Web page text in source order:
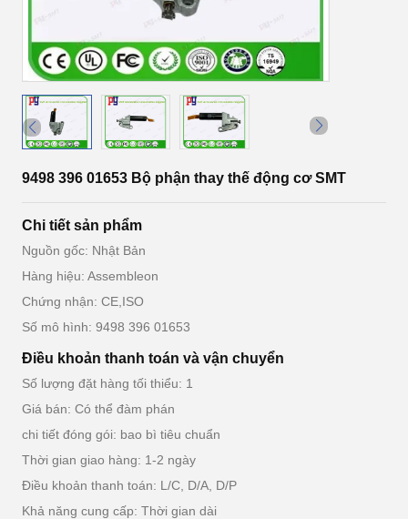
9498 396 01653 Bộ phận thay thế động cơ SMT
Chi tiết sản phẩm
Nguồn gốc: Nhật Bản
Hàng hiệu: Assembleon
Chứng nhận: CE,ISO
Số mô hình: 9498 396 01653
Điều khoản thanh toán và vận chuyển
Số lượng đặt hàng tối thiểu: 1
Giá bán: Có thể đàm phán
chi tiết đóng gói: bao bì tiêu chuẩn
Thời gian giao hàng: 1-2 ngày
Điều khoản thanh toán: L/C, D/A, D/P
Khả năng cung cấp: Thời gian dài